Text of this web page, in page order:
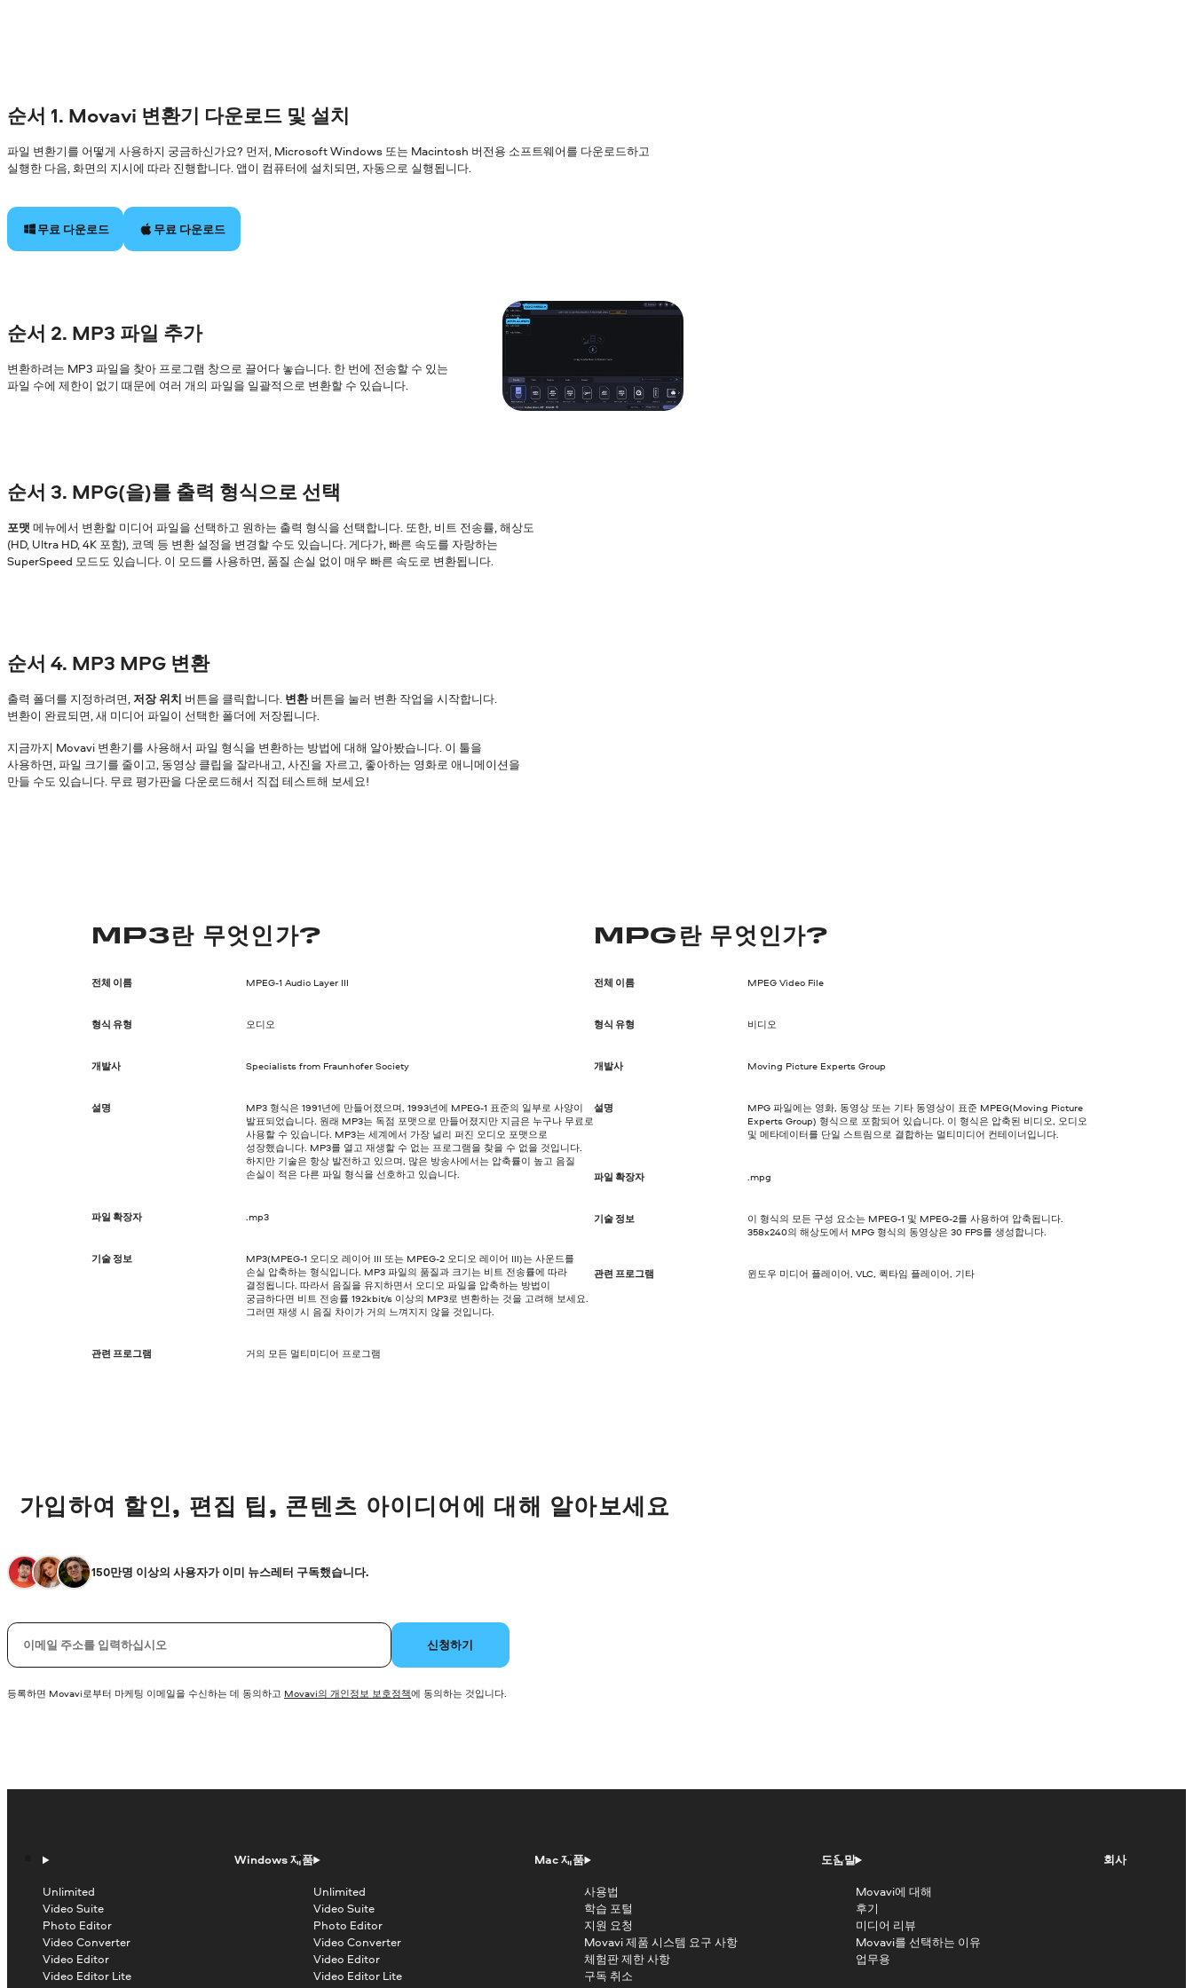
순서 1. Movavi 변환기 다운로드 및 설치
파일 변환기를 어떻게 사용하지 궁금하신가요? 먼저, Microsoft Windows 또는 Macintosh 버전용 소프트웨어를 다운로드하고
실행한 다음, 화면의 지시에 따라 진행합니다. 앱이 컴퓨터에 설치되면, 자동으로 실행됩니다.
무료 다운로드 무료 다운로드
순서 2. MP3 파일 추가
변환하려는 MP3 파일을 찾아 프로그램 창으로 끌어다 놓습니다. 한 번에 전송할 수 있는
파일 수에 제한이 없기 때문에 여러 개의 파일을 일괄적으로 변환할 수 있습니다.
순서 3. MPG(을)를 출력 형식으로 선택
포맷 메뉴에서 변환할 미디어 파일을 선택하고 원하는 출력 형식을 선택합니다. 또한, 비트 전송률, 해상도
(HD, Ultra HD, 4K 포함), 코덱 등 변환 설정을 변경할 수도 있습니다. 게다가, 빠른 속도를 자랑하는
SuperSpeed 모드도 있습니다. 이 모드를 사용하면, 품질 손실 없이 매우 빠른 속도로 변환됩니다.
순서 4. MP3 MPG 변환
출력 폴더를 지정하려면, 저장 위치 버튼을 클릭합니다. 변환버튼을 눌러 변환 작업을 시작합니다.
변환이 완료되면, 새 미디어 파일이 선택한 폴더에 저장됩니다.
지금까지 Movavi 변환기를 사용해서 파일 형식을 변환하는 방법에 대해 알아봤습니다. 이 툴을
사용하면, 파일 크기를 줄이고, 동영상 클립을 잘라내고, 사진을 자르고, 좋아하는 영화로 애니메이션을
만들 수도 있습니다. 무료 평가판을 다운로드해서 직접 테스트해 보세요!
MP3란 무엇인가?
전체 이름 MPEG-1 Audio Layer III
형식 유형 오디오
개발사 Specialists from Fraunhofer Society
설명
MP3 형식은 1991년에 만들어졌으며, 1993년에 MPEG-1 표준의 일부로 사양이
발표되었습니다. 원래 MP3는 독점 포맷으로 만들어졌지만 지금은 누구나 무료로
사용할 수 있습니다. MP3는 세계에서 가장 널리 퍼진 오디오 포맷으로
성장했습니다. MP3를 열고 재생할 수 없는 프로그램을 찾을 수 없을 것입니다.
하지만 기술은 항상 발전하고 있으며, 많은 방송사에서는 압축률이 높고 음질
손실이 적은 다른 파일 형식을 선호하고 있습니다.
파일 확장자 .mp3
기술 정보
MP3(MPEG-1 오디오 레이어 III 또는 MPEG-2 오디오 레이어 III)는 사운드를
손실 압축하는 형식입니다. MP3 파일의 품질과 크기는 비트 전송률에 따라
결정됩니다. 따라서 음질을 유지하면서 오디오 파일을 압축하는 방법이
궁금하다면 비트 전송률 192kbit/s 이상의 MP3로 변환하는 것을 고려해 보세요.
그러면 재생 시 음질 차이가 거의 느껴지지 않을 것입니다.
관련 프로그램 거의 모든 멀티미디어 프로그램
MPG란 무엇인가?
전체 이름 MPEG Video File
형식 유형 비디오
개발사 Moving Picture Experts Group
설명
MPG 파일에는 영화, 동영상 또는 기타 동영상이 표준 MPEG(Moving Picture
Experts Group) 형식으로 포함되어 있습니다. 이 형식은 압축된 비디오, 오디오
및 메타데이터를 단일 스트림으로 결합하는 멀티미디어 컨테이너입니다.
파일 확장자 .mpg
기술 정보
이 형식의 모든 구성 요소는 MPEG-1 및 MPEG-2를 사용하여 압축됩니다.
358x240의 해상도에서 MPG 형식의 동영상은 30 FPS를 생성합니다.
관련 프로그램 윈도우 미디어 플레이어, VLC, 퀵타임 플레이어, 기타
가입하여 할인, 편집 팁, 콘텐츠 아이디어에 대해 알아보세요
150만명 이상의 사용자가 이미 뉴스레터 구독했습니다.
이메일 신청하기
등록하면 Movavi로부터 마케팅 이메일을 수신하는 데 동의하고 Movavi의 개인정보 보호정책에 동의하는 것입니다.
Windows 제품
Unlimited
Video Suite
Photo Editor
Video Converter
Video Editor
Video Editor Lite
Mac 제품
Unlimited
Video Suite
Photo Editor
Video Converter
Video Editor
Video Editor Lite
도움말
사용법
학습 포털
지원 요청
Movavi 제품 시스템 요구 사항
체험판 제한 사항
구독 취소
회사
Movavi에 대해
후기
미디어 리뷰
Movavi를 선택하는 이유
업무용